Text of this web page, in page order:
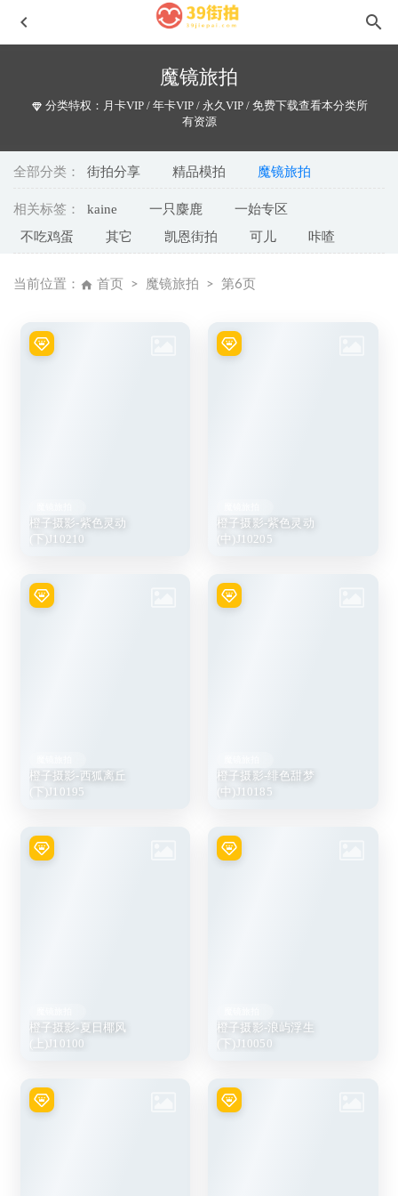
魔镜旅拍
分类特权：月卡VIP / 年卡VIP / 永久VIP / 免费下载查看本分类所
有资源
全部分类： 街拍分享 精品模拍 魔镜旅拍
相关标签： kaine 一只麋鹿
一始专区
不吃鸡蛋
其它 凯恩街拍 可儿 咔喳
当前位置： 首页 魔镜旅拍 第6页
橙子摄影-紫色灵动
(下)J10210
橙子摄影-紫色灵动
(中)J10205
橙子摄影-西狐离丘
(下)J10195
橙子摄影-绯色甜梦
(中)J10185
橙子摄影-夏日椰风
(上)J10100
橙子摄影-浪屿浮生
(下)J10050
瑜伽裤干练百搭No.7428 2024-09-06
红色紧身短裤MO_0484 2021-08-28
2025-04-27
魅力女神No.7335